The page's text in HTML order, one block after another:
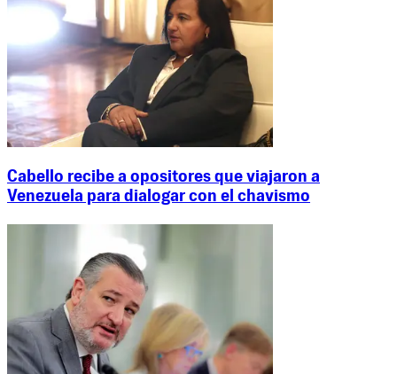
Cabello recibe a opositores que viajaron a
Venezuela para dialogar con el chavismo